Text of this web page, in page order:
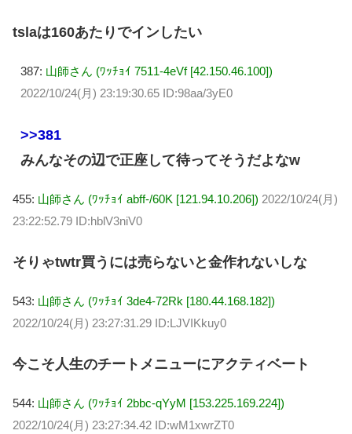
tslaは160あたりでインしたい
387: 山師さん (ﾜｯﾁｮｲ 7511-4eVf [42.150.46.100])
2022/10/24(月) 23:19:30.65 ID:98aa/3yE0
>>381
みんなその辺で正座して待ってそうだよなw
455: 山師さん (ﾜｯﾁｮｲ abff-/60K [121.94.10.206]) 2022/10/24(月)
23:22:52.79 ID:hblV3niV0
そりゃtwtr買うには売らないと金作れないしな
543: 山師さん (ﾜｯﾁｮｲ 3de4-72Rk [180.44.168.182])
2022/10/24(月) 23:27:31.29 ID:LJVIKkuy0
今こそ人生のチートメニューにアクティベート
544: 山師さん (ﾜｯﾁｮｲ 2bbc-qYyM [153.225.169.224])
2022/10/24(月) 23:27:34.42 ID:wM1xwrZT0